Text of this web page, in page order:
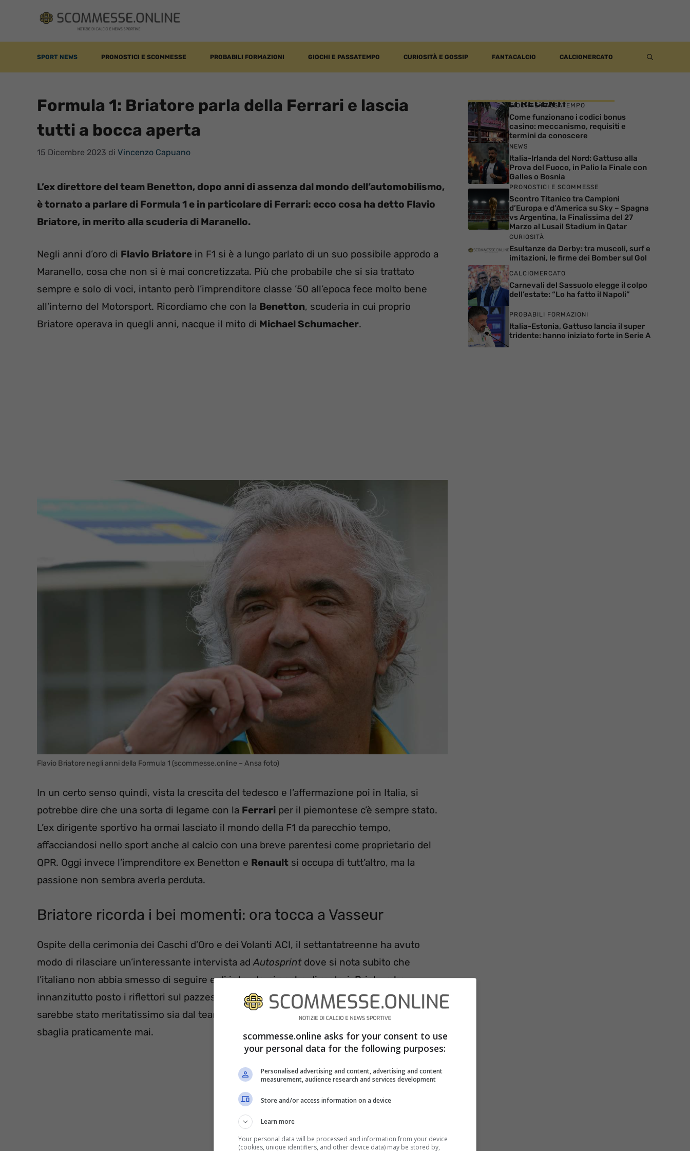
contenuto
SPORT NEWS PRONOSTICI E SCOMMESSE PROBABILI FORMAZIONI GIOCHI E PASSATEMPO CURIOSITÀ E GOSSIP FANTACALCIO CALCIOMERCATO
Formula 1: Briatore parla della Ferrari e lascia
tutti a bocca aperta
15 Dicembre 2023 di Vincenzo Capuano
L’ex direttore del team Benetton, dopo anni di assenza dal mondo dell’automobilismo,
è tornato a parlare di Formula 1 e in particolare di Ferrari: ecco cosa ha detto Flavio
Briatore, in merito alla scuderia di Maranello.
Negli anni d’oro di Flavio Briatore in F1 si è a lungo parlato di un suo possibile approdo a
Maranello, cosa che non si è mai concretizzata. Più che probabile che si sia trattato
sempre e solo di voci, intanto però l’imprenditore classe ’50 all’epoca fece molto bene
all’interno del Motorsport. Ricordiamo che con la Benetton, scuderia in cui proprio
Briatore operava in quegli anni, nacque il mito di Michael Schumacher.
Flavio Briatore negli anni della Formula 1 (scommesse.online – Ansa foto)
In un certo senso quindi, vista la crescita del tedesco e l’affermazione poi in Italia, si
potrebbe dire che una sorta di legame con la Ferrari per il piemontese c’è sempre stato.
L’ex dirigente sportivo ha ormai lasciato il mondo della F1 da parecchio tempo,
affacciandosi nello sport anche al calcio con una breve parentesi come proprietario del
QPR. Oggi invece l’imprenditore ex Benetton e Renault si occupa di tutt’altro, ma la
passione non sembra averla perduta.
Briatore ricorda i bei momenti: ora tocca a Vasseur
Ospite della cerimonia dei Caschi d’Oro e dei Volanti ACI, il settantatreenne ha avuto
modo di rilasciare un’interessante intervista ad Autosprintdove si nota subito che
l’italiano non abbia smesso di seguire e di intendersi anche di motori. Briatore ha
innanzitutto posto i riflettori sul pazzesco campionato dellaRed Bullche secondo lui
sarebbe stato meritatissimo sia dal team che da Verstappenche, dice l’imprenditore, non
sbaglia praticamente mai.
ARTICOLI RECENTI
GIOCHI E PASSATEMPO
Come funzionano i codici bonus
casino: meccanismo, requisiti e
termini da conoscere
NEWS
Italia-Irlanda del Nord: Gattuso alla
Prova del Fuoco, in Palio la Finale con
Galles o Bosnia
PRONOSTICI E SCOMMESSE
Scontro Titanico tra Campioni
d’Europa e d’America su Sky – Spagna
vs Argentina, la Finalissima del 27
Marzo al Lusail Stadium in Qatar
CURIOSITÀ
Esultanze da Derby: tra muscoli, surf e
imitazioni, le firme dei Bomber sul Gol
CALCIOMERCATO
Carnevali del Sassuolo elegge il colpo
dell’estate: “Lo ha fatto il Napoli”
PROBABILI FORMAZIONI
Italia-Estonia, Gattuso lancia il super
tridente: hanno iniziato forte in Serie A
scommesse.online asks for your consent to use
your personal data for the following purposes:
Personalised advertising and content, advertising and content
measurement, audience research and services development
Store and/or access information on a device
Learn more
Your personal data will be processed and information from your device
(cookies, unique identifiers, and other device data) may be stored by,